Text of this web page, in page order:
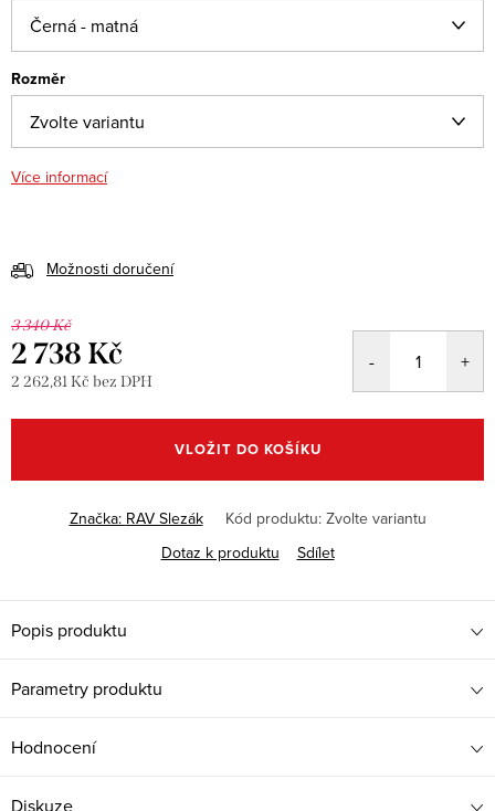
Rozměr
Více informací
Možnosti doručení
3 340 Kč
2 738 Kč
2 262,81 Kč bez DPH
cena:
VLOŽIT DO KOŠÍKU
Značka: RAV Slezák Kód produktu: Zvolte variantu
Dotaz k produktu
Sdílet
Popis produktu
Parametry produktu
Hodnocení
Diskuze